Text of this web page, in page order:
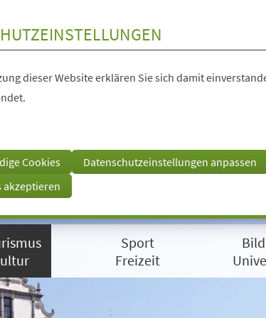
dieser Website erklären Sie sich damit
Cookies
Datenschutzeinstellungen anpassen
akzeptieren
Sport
Freizeit